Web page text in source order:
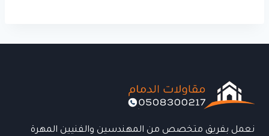
نعمل بفريق متخصص من المهندسين والفنيين المهرة